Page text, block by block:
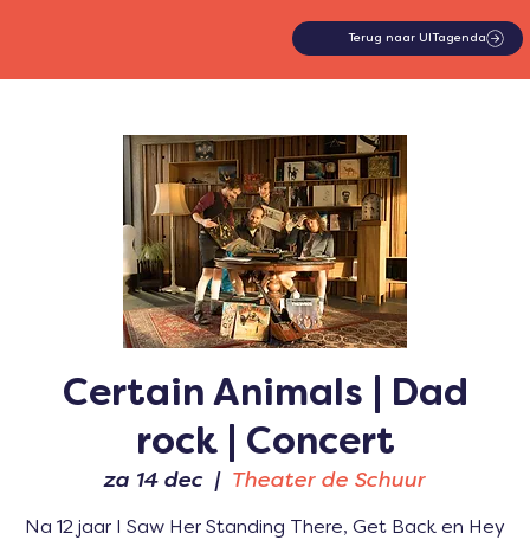
Terug naar UITagenda
Certain Animals | Dad
rock | Concert
za 14 dec
  |
Theater de Schuur
Na 12 jaar I Saw Her Standing There, Get Back en Hey